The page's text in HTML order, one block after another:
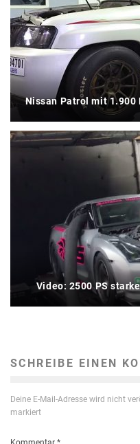
Nissan Patrol mit 1.900
Video: 2500 PS
SCHREIBE EINEN
Deine E-Mail-Adresse wird nicht
markiert